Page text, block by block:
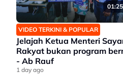
01:25
VIDEO TERKINI & POPULAR
Jelajah Ketua Menteri
Rakyat bukan program
- Ab Rauf
1 day ago